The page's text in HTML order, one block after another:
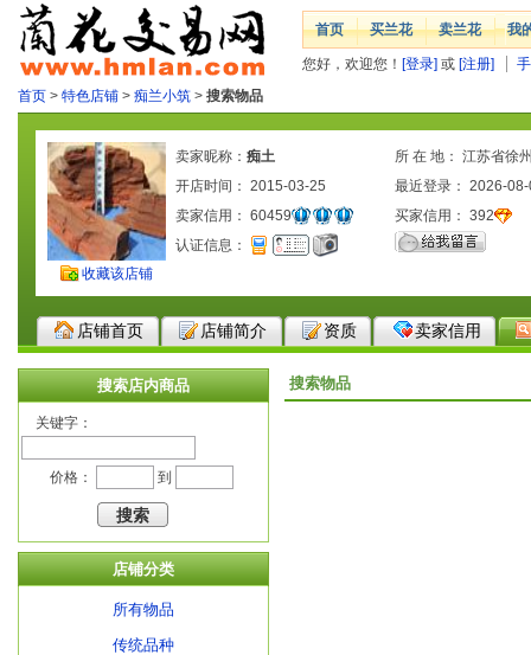
首页 买兰花 卖兰花 我
您好，欢迎您！ [登录] 或 [注册]
首页 > 特色店铺 > 痴兰小筑 > 搜索物品
收藏该店铺
卖家昵称： 痴土
所 在 地： 江苏省徐
开店时间： 2015-03-25
最近登录： 2026-
卖家信用： 60459 买家信用： 392
认证信息：
店铺首页 店铺简介 资质 卖家信用
搜索店内商品
关键字：
价格： 到
店铺分类
所有物品
传统品种
搜索物品